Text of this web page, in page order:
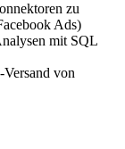
zu
Ads)
mit SQL
von